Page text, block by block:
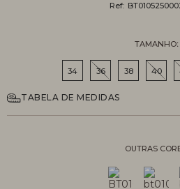
Ref:
TAMANHO
34 36 38 40
TABELA DE MEDIDAS